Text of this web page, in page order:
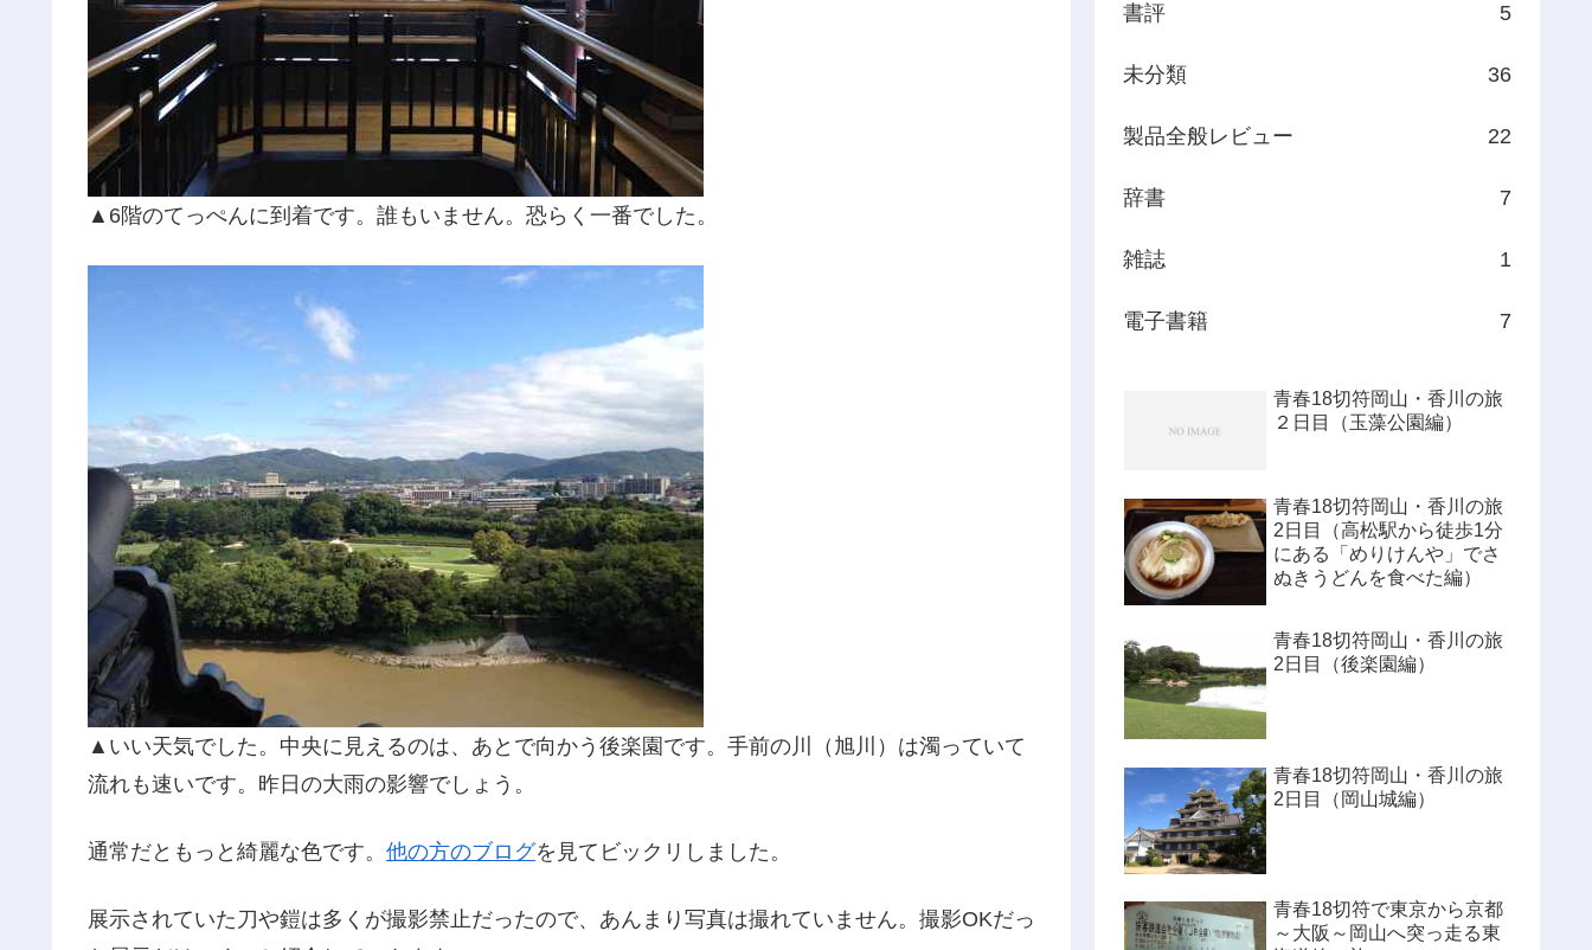
▲6階のてっぺんに到着です。誰もいません。恐らく一番でした。
▲いい天気でした。中央に見えるのは、あとで向かう後楽園です。手前の川（旭川）は濁っていて
流れも速いです。昨日の大雨の影響でしょう。
通常だともっと綺麗な色です。 他の方のブログを見てビックリしました。
展示されていた刀や鎧は多くが撮影禁止だったので、あんまり写真は撮れていません。撮影OKだっ
書評 5
未分類 36
製品全般レビュー 22
辞書 7
雑誌 1
電子書籍 7
青春18切符岡山・香川の旅
２日目（玉藻公園編）
青春18切符岡山・香川の旅
2日目（高松駅から徒歩1分
にある「めりけんや」でさ
ぬきうどんを食べた編）
青春18切符岡山・香川の旅
2日目（後楽園編）
青春18切符岡山・香川の旅
2日目（岡山城編）
青春18切符で東京から京都
～大阪～岡山へ突っ走る東